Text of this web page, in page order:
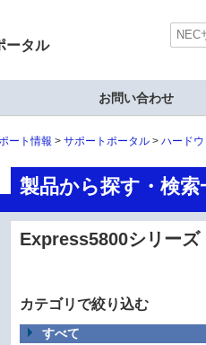
ータル
お問い合わせ
ート情報 サポートポータル ハード
製品から探す・検
Express5800シリーズ
カテゴリで絞り込む
すべて